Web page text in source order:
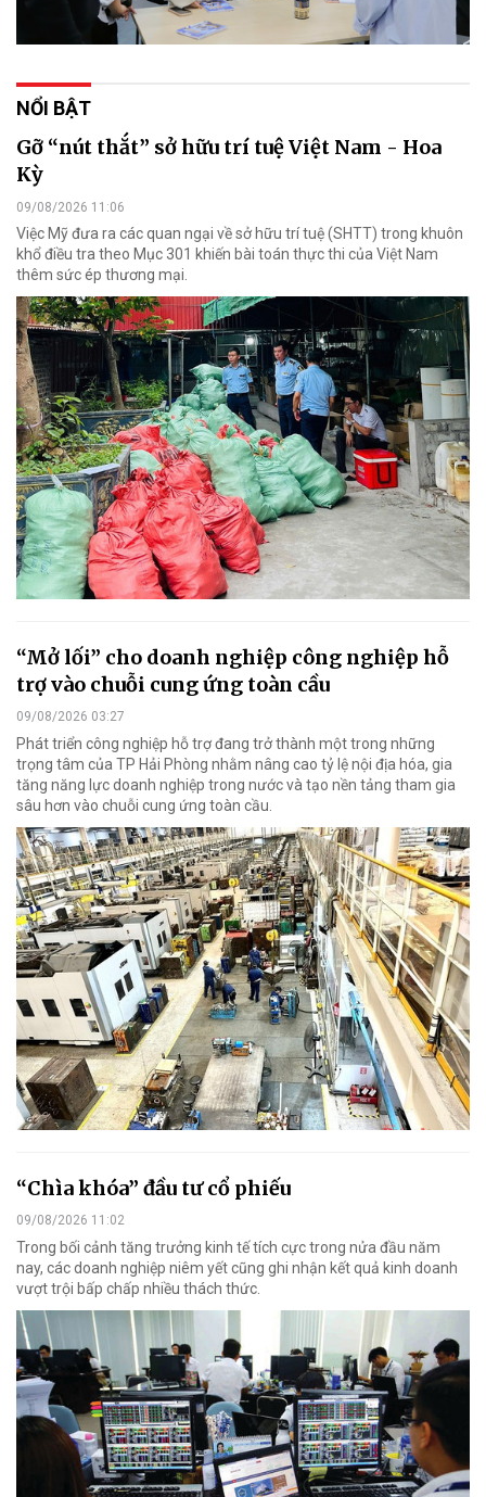
NỔI BẬT
Gỡ “nút thắt” sở hữu trí tuệ Việt Nam - Hoa
Kỳ
09/08/2026 11:06
Việc Mỹ đưa ra các quan ngại về sở hữu trí tuệ (SHTT) trong khuôn
khổ điều tra theo Mục 301 khiến bài toán thực thi của Việt Nam
thêm sức ép thương mại.
“Mở lối” cho doanh nghiệp công nghiệp hỗ
trợ vào chuỗi cung ứng toàn cầu
09/08/2026 03:27
Phát triển công nghiệp hỗ trợ đang trở thành một trong những
trọng tâm của TP Hải Phòng nhằm nâng cao tỷ lệ nội địa hóa, gia
tăng năng lực doanh nghiệp trong nước và tạo nền tảng tham gia
sâu hơn vào chuỗi cung ứng toàn cầu.
“Chìa khóa” đầu tư cổ phiếu
09/08/2026 11:02
Trong bối cảnh tăng trưởng kinh tế tích cực trong nửa đầu năm
nay, các doanh nghiệp niêm yết cũng ghi nhận kết quả kinh doanh
vượt trội bấp chấp nhiều thách thức.